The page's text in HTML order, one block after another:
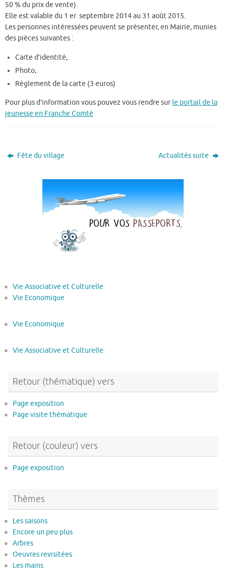
50 % du prix de vente).
Elle est valable du 1 er septembre 2014 au 31 août 2015.
Les personnes intéressées peuvent se présenter, en Mairie, munies
des pièces suivantes :
Carte d’identité,
Photo,
Règlement de la carte (3 euros)
Pour plus d’information vous pouvez vous rendre surle portail de la
jeunesse en Franche Comté
Fête du village Actualités suite
Vie Associative et Culturelle
Vie Economique
Vie Economique
Vie Associative et Culturelle
Retour (thématique) vers
Page exposition
Page visite thématique
Retour (couleur) vers
Page exposition
Thèmes
Les saisons
Encore un peu plus
Arbres
Oeuvres revisitées
Les mains